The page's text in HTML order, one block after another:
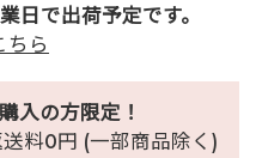
日で出荷予定です。
ちら
入の方限定！
料0円 (一部商品除く)